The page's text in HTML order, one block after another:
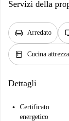
Servizi della
chair Arredato
kitchen Cucina
Dettagli
Certificato
energetico